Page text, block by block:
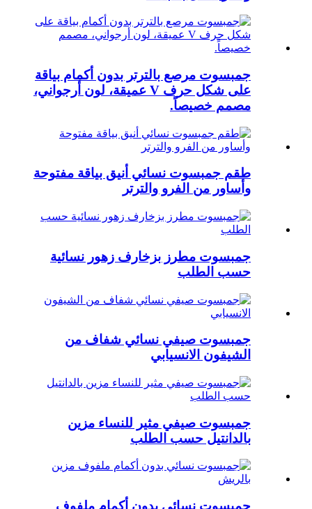
جمبسوت مرصع بالترتر بدون أكمام بياقة
على شكل حرف V عميقة، لون أرجواني،
مصمم خصيصاً.
طقم جمبسوت نسائي أنيق بياقة مفتوحة
وأساور من الفرو والترتر
جمبسوت مطرز بزخارف زهور نسائية
حسب الطلب
جمبسوت صيفي نسائي شفاف من
الشيفون الانسيابي
جمبسوت صيفي مثير للنساء مزين
بالدانتيل حسب الطلب
جمبسوت نسائي بدون أكمام ملفوف